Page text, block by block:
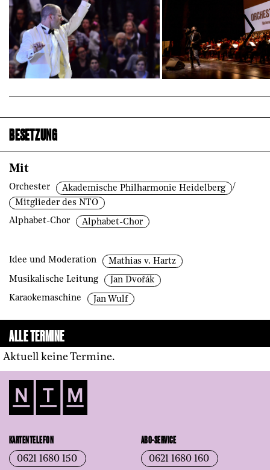
BESETZUNG
Mit
Orchester Akademische Philharmonie Heidelberg
/
Mitglieder des NTO
Alphabet-Chor
Alphabet-Chor
Idee und Moderation
Mathias v. Hartz
Musikalische Leitung
Jan Dvořák
Karaokemaschine
Jan Wulf
ALLE TERMINE
Aktuell keine Termine.
KARTENTELEFON
0621 1680 150
ABO-SERVICE
0621 1680 160